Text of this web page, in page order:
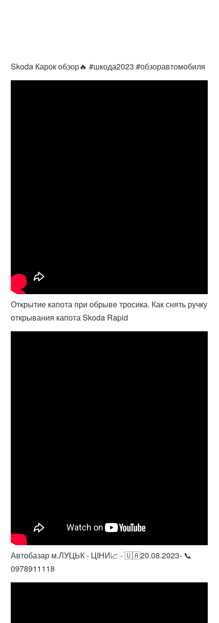
Skoda Карок обзор🔥 #шкода2023 #обзоравтомобиля
Открытие капота при обрыве тросика. Как снять ручку
открывания капота Skoda Rapid
Автобазар м.ЛУЦЬК - ЦІНИ📈 - 🇺🇦20.08.2023- 📞
0978911118